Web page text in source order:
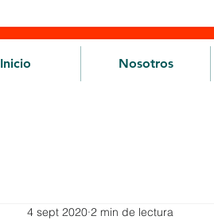
Inicio Nosotros
4 sept 2020 2 min de lectura